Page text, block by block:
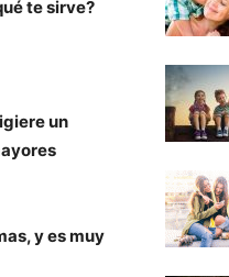
te sirve?
un
y es muy